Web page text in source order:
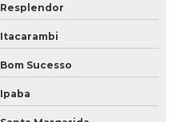
Resplendor
Itacarambi
Bom Sucesso
Ipaba